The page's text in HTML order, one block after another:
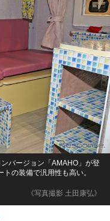
《写真撮影 土田康弘》
バージョン「AMAHO」が登
の装備で汎用性も高い。